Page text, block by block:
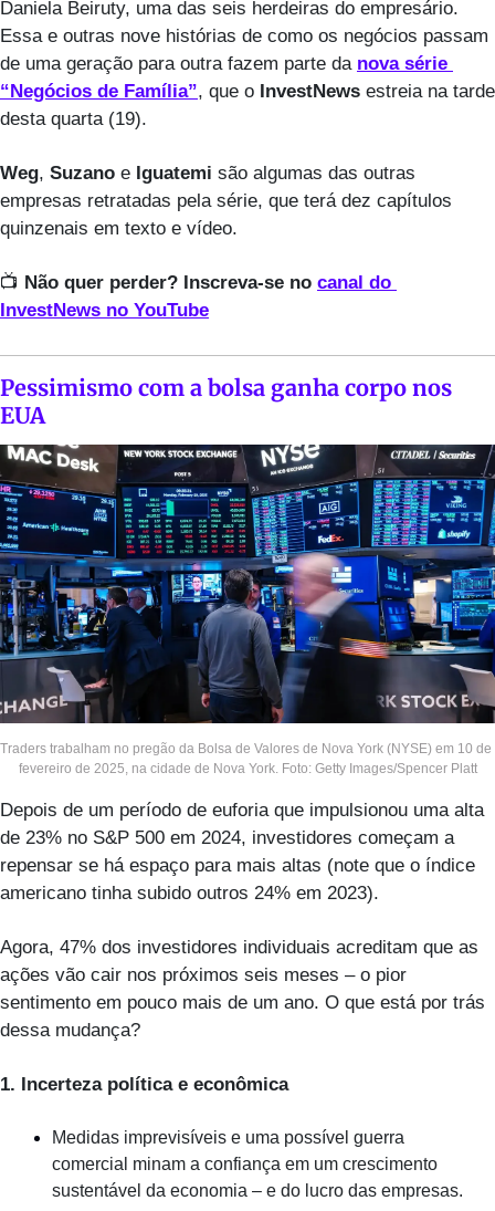
Daniela Beiruty, uma das seis herdeiras do empresário.
Essa e outras nove histórias de como os negócios passam
de uma geração para outra fazem parte da nova série
“Negócios de Família”, que o InvestNews estreia na tarde
desta quarta (19).
Weg, Suzano e Iguatemi são algumas das outras
empresas retratadas pela série, que terá dez capítulos
quinzenais em texto e vídeo.
📺 Não quer perder? Inscreva-se no canal do
InvestNews no YouTube
Pessimismo com a bolsa ganha corpo nos
EUA
Traders trabalham no pregão da Bolsa de Valores de Nova York (NYSE) em 10 de
fevereiro de 2025, na cidade de Nova York. Foto: Getty Images/Spencer Platt
Depois de um período de euforia que impulsionou uma alta
de 23% no S&P 500 em 2024, investidores começam a
repensar se há espaço para mais altas (note que o índice
americano tinha subido outros 24% em 2023).
Agora, 47% dos investidores individuais acreditam que as
ações vão cair nos próximos seis meses – o pior
sentimento em pouco mais de um ano. O que está por trás
dessa mudança?
1. Incerteza política e econômica
Medidas imprevisíveis e uma possível guerra
comercial minam a confiança em um crescimento
sustentável da economia – e do lucro das empresas.